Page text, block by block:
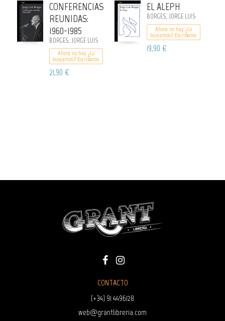
CONFERENCIAS
REUNIDAS:
1960-1985
BORGES, JORGE LUIS
Ahora no hay ¿Lo
buscamos? Escribenos
21,90 €
EL ALEPH
BORGES, JORGE LUIS
Ahora no hay ¿Lo
buscamos? Escribenos
19,90 €
CONTACTO
(+34) 91 4496128
web@grantlibreria.com